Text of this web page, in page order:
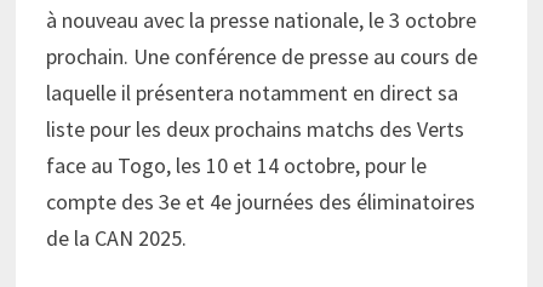
à nouveau avec la presse nationale, le 3 octobre
prochain. Une conférence de presse au cours de
laquelle il présentera notamment en direct sa
liste pour les deux prochains matchs des Verts
face au Togo, les 10 et 14 octobre, pour le
compte des 3e et 4e journées des éliminatoires
de la CAN 2025.